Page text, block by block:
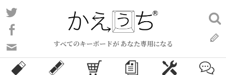
コ
ン
ン
ツ
すべてのキーボードが あなた専用になる
い
合
検
索: